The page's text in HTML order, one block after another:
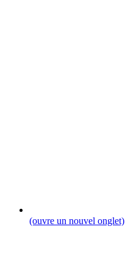
(ouvre un nouvel onglet)